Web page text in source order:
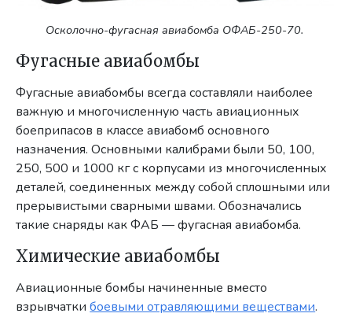
Осколочно-фугасная авиабомба ОФАБ-250-70.
Фугасные авиабомбы
Фугасные авиабомбы всегда составляли наиболее
важную и многочисленную часть авиационных
боеприпасов в классе авиабомб основного
назначения. Основными калибрами были 50, 100,
250, 500 и 1000 кг с корпусами из многочисленных
деталей, соединенных между собой сплошными или
прерывистыми сварными швами. Обозначались
такие снаряды как ФАБ — фугасная авиабомба.
Химические авиабомбы
Авиационные бомбы начиненные вместо
взрывчаткибоевыми отравляющими веществами.